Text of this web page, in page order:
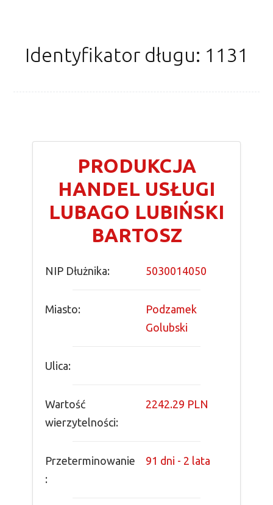
Identyfikator długu: 1131
PRODUKCJA
HANDEL USŁUGI
LUBAGO LUBIŃSKI
BARTOSZ
NIP Dłużnika: 5030014050
Miasto:
Podzamek
Golubski
Ulica:
Wartość
wierzytelności:
2242.29 PLN
Przeterminowanie
:
91 dni - 2 lata